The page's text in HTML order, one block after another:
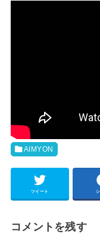
AIMYON
ツイート
コメントを残す